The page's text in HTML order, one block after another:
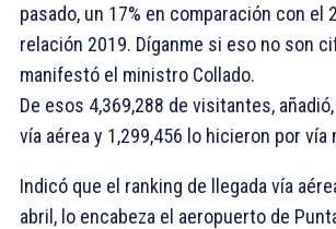
pasado, un 17% en comparación con el
relación 2019. Díganme si eso no son
manifestó el ministro Collado.
De esos 4,369,288 de visitantes,
vía aérea y 1,299,456 lo hicieron por vía
Indicó que el ranking de llegada vía
abril, lo encabeza el aeropuerto de